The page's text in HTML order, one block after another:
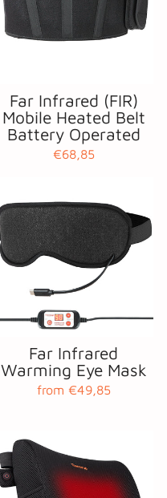
Far Infrared (FIR)
Mobile Heated Belt
Battery Operated
€68,85
Far Infrared
Warming Eye Mask
from €49,85